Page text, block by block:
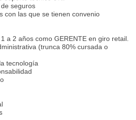
seguros
con las que se tienen convenio
a 2 años como GERENTE en giro retail.
(trunca 80% cursada o
tecnología